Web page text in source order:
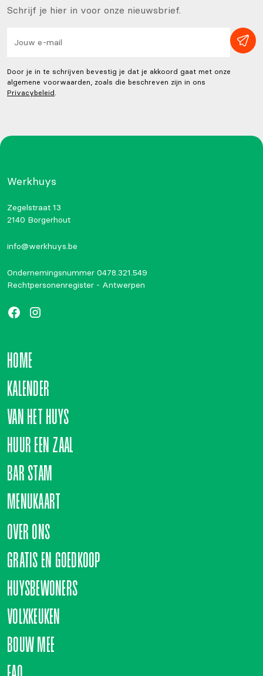
Schrijf je hier in voor onze nieuwsbrief.
Door je in te schrijven bevestig je dat je akkoord gaat met onze
algemene voorwaarden, zoals die beschreven zijn in ons
Privacybeleid
Werkhuys
Zegelstraat 13
2140 Borgerhout
info@werkhuys.be
Ondernemingsnummer 0478.321.549
Rechtpersonenregister - Antwerpen
HOME
KALENDER
VAN HET HUYS
HUUR EEN ZAAL
BAR STAM
MENUKAART
OVER ONS
GRATIS EN GOEDKOOP
HUYSBEWONERS
VOLXKEUKEN
BOUW MEE